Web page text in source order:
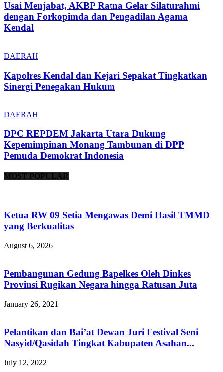
Usai Menjabat, AKBP Ratna Gelar Silaturahmi
dengan Forkopimda dan Pengadilan Agama
Kendal
DAERAH
Kapolres Kendal dan Kejari Sepakat Tingkatkan
Sinergi Penegakan Hukum
DAERAH
DPC REPDEM Jakarta Utara Dukung
Kepemimpinan Monang Tambunan di DPP
Pemuda Demokrat Indonesia
MOST POPULAR
Ketua RW 09 Setia Mengawas Demi Hasil TMMD
yang Berkualitas
August 6, 2026
Pembangunan Gedung Bapelkes Oleh Dinkes
Provinsi Rugikan Negara hingga Ratusan Juta
January 26, 2021
Pelantikan dan Bai’at Dewan Juri Festival Seni
Nasyid/Qasidah Tingkat Kabupaten Asahan...
July 12, 2022